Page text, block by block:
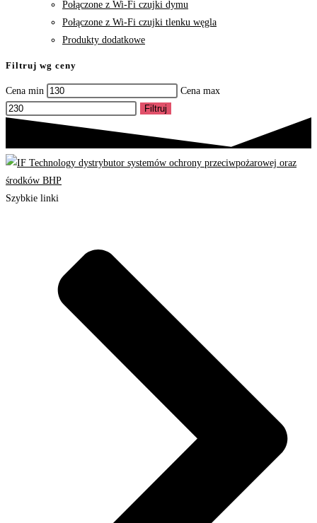
Połączone z Wi-Fi czujki dymu
Połączone z Wi-Fi czujki tlenku węgla
Produkty dodatkowe
Filtruj wg ceny
Cena min
Cena max
Filtruj
Szybkie linki